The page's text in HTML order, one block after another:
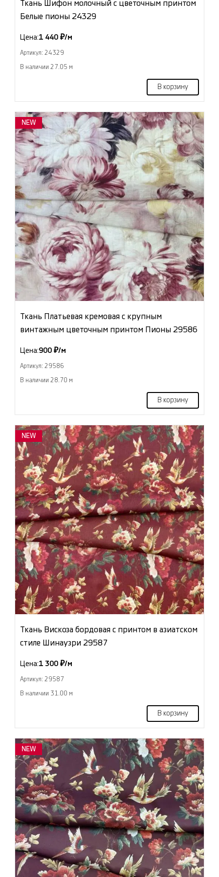
Ткань Шифон молочный с цветочным принтом
Белые пионы 24329
Цена:1 440 ₽/м
Артикул: 24329
В наличии 27.05 м
В корзину
NEW
Ткань Платьевая кремовая с крупным
винтажным цветочным принтом Пионы 29586
Цена:900 ₽/м
Артикул: 29586
В наличии 28.70 м
В корзину
NEW
Ткань Вискоза бордовая с принтом в азиатском
стиле Шинаузри 29587
Цена:1 300 ₽/м
Артикул: 29587
В наличии 31.00 м
В корзину
NEW